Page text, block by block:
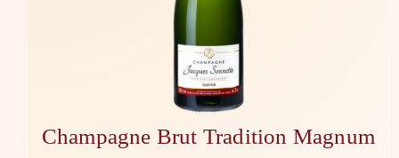
Champagne Brut Tradition Magnum